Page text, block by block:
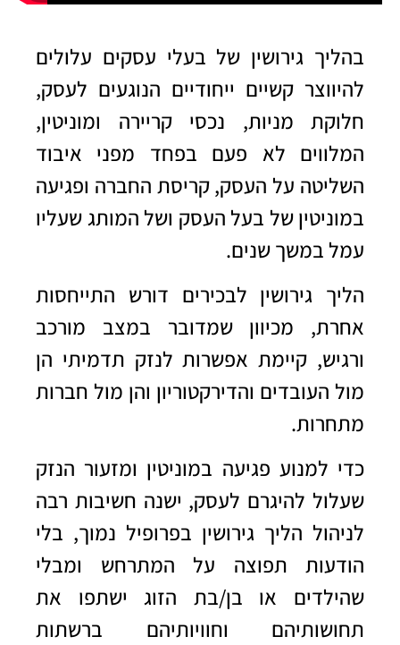
בהליך גירושין של בעלי עסקים עלולים
להיווצר קשיים ייחודיים הנוגעים לעסק,
חלוקת מניות, נכסי קריירה ומוניטין,
המלווים לא פעם בפחד מפני איבוד
השליטה על העסק, קריסת החברה ופגיעה
במוניטין של בעל העסק ושל המותג שעליו
עמל במשך שנים.
הליך גירושין לבכירים דורש התייחסות
אחרת, מכיוון שמדובר במצב מורכב
ורגיש, קיימת אפשרות לנזק תדמיתי הן
מול העובדים והדירקטוריון והן מול חברות
מתחרות.
כדי למנוע פגיעה במוניטין ומזעור הנזק
שעלול להיגרם לעסק, ישנה חשיבות רבה
לניהול הליך גירושין בפרופיל נמוך, בלי
הודעות תפוצה על המתרחש ומבלי
שהילדים או בן/בת הזוג ישתפו את
תחושותיהם וחוויותיהם ברשתות